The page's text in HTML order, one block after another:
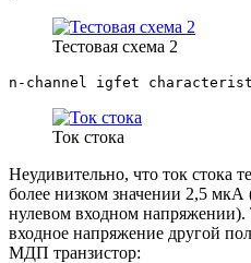
Тестовая схема 2
n-channel igfet
Ток стока
Неудивительно, что ток стока
более низком значении 2,5
нулевом входном
входное напряжение другой
МДП транзистор: